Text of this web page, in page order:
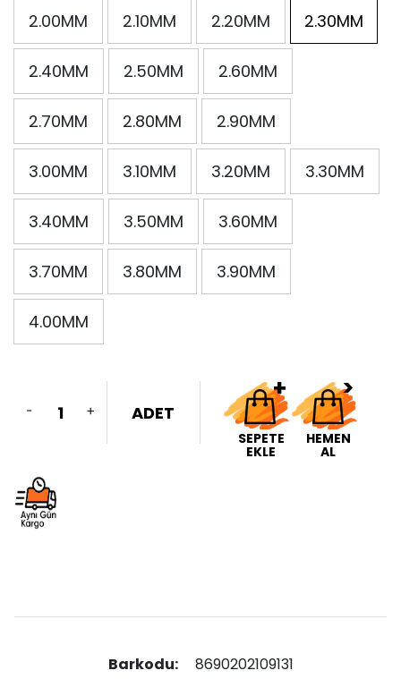
2.00MM 2.10MM 2.20MM 2.30MM
2.40MM 2.50MM 2.60MM
2.70MM 2.80MM 2.90MM
3.00MM 3.10MM 3.20MM 3.30MM
3.40MM 3.50MM 3.60MM
3.70MM 3.80MM 3.90MM
4.00MM
- + ADET
SEPETE
EKLE
HEMEN
AL
Barkodu:
8690202109131